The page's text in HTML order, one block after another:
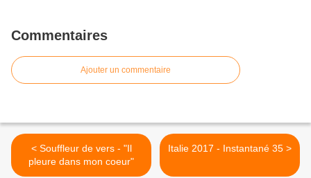
Commentaires
Ajouter un commentaire
< Souffleur de vers - "Il
pleure dans mon coeur"
Italie 2017 - Instantané 35 >